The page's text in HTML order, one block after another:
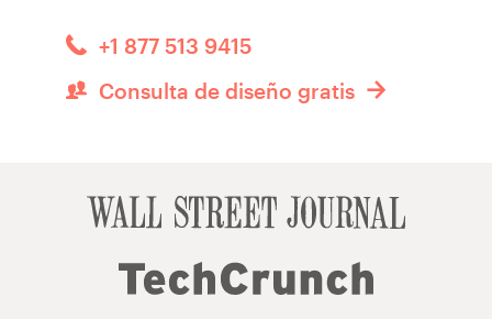
+1 877 513 9415
Consulta de diseño gratis